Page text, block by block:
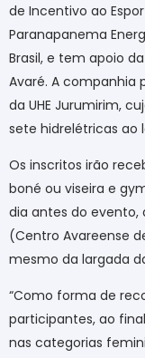
de Incentivo ao
Paranapanema
Brasil, e tem apoio
Avaré. A companhia
da UHE Jurumirim,
sete hidrelétricas ao
Os inscritos irão
boné ou viseira e
dia antes do evento,
(Centro Avareense
mesmo da largada
“Como forma de
participantes, ao
nas categorias